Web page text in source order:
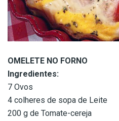
OMELETE NO FORNO
Ingredientes:
7 Ovos
4 colheres de sopa de Leite
200 g de Tomate-cereja